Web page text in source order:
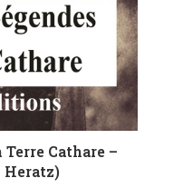
Terre Cathare –
Heratz)